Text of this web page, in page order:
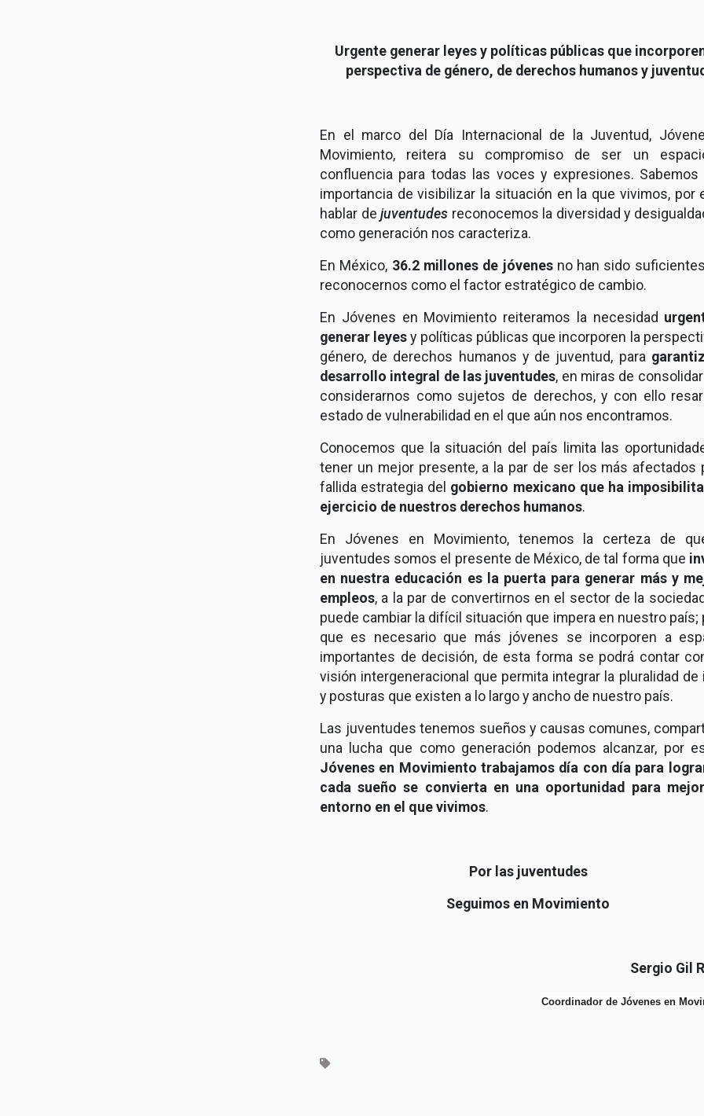
Urgente generar leyes y políticas públicas que
perspectiva de género, de derechos humanos y
En el marco del Día Internacional de la Juventud,
Movimiento, reitera su compromiso de ser un
confluencia para todas las voces y expresiones. Sabemos
importancia de visibilizar la situación en la que vivimos, por
hablar de juventudes reconocemos la diversidad y
como generación nos caracteriza.
En México, 36.2 millones de jóvenesno han sido
reconocernos como el factor estratégico de cambio.
En Jóvenes en Movimiento reiteramos la necesidad
generar leyes y políticas públicas que incorporen la
género, de derechos humanos y de juventud, para
desarrollo integral de las juventudes, en miras de
considerarnos como sujetos de derechos, y con ello
estado de vulnerabilidad en el que aún nos encontramos.
Conocemos que la situación del país limita las
tener un mejor presente, a la par de ser los más afectados
fallida estrategia del gobierno mexicano que ha
ejercicio de nuestros derechos humanos.
En Jóvenes en Movimiento, tenemos la certeza de
juventudes somos el presente de México, de tal forma que
en nuestra educación es la puerta para generar más y
empleos, a la par de convertirnos en el sector de la
puede cambiar la difícil situación que impera en nuestro país;
que es necesario que más jóvenes se incorporen a
importantes de decisión, de esta forma se podrá contar
visión intergeneracional que permita integrar la pluralidad de
y posturas que existen a lo largo y ancho de nuestro país.
Las juventudes tenemos sueños y causas comunes,
una lucha que como generación podemos alcanzar, por
Jóvenes en Movimiento trabajamos día con día para
cada sueño se convierta en una oportunidad para
entorno en el que vivimos.
Por las juventudes
Seguimos en Movimiento
Sergio Gil
Coordinador de Jóvenes en